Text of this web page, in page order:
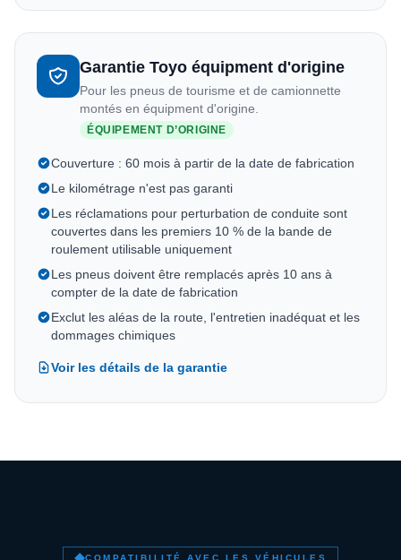
Garantie Toyo équipment d'origine
Pour les pneus de tourisme et de camionnette
montés en équipment d'origine.
ÉQUIPEMENT D’ORIGINE
Couverture : 60 mois à partir de la date de fabrication
Le kilométrage n'est pas garanti
Les réclamations pour perturbation de conduite sont
couvertes dans les premiers 10 % de la bande de
roulement utilisable uniquement
Les pneus doivent être remplacés après 10 ans à
compter de la date de fabrication
Exclut les aléas de la route, l'entretien inadéquat et les
dommages chimiques
Voir les détails de la garantie
COMPATIBILITÉ AVEC LES VÉHICULES